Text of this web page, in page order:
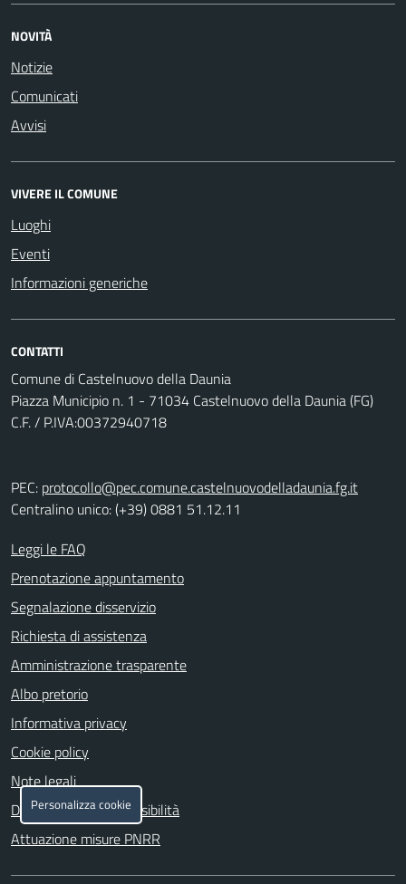
NOVITÀ
Notizie
Comunicati
Avvisi
VIVERE IL COMUNE
Luoghi
Eventi
Informazioni generiche
CONTATTI
Comune di Castelnuovo della Daunia
Piazza Municipio n. 1 - 71034 Castelnuovo della Daunia (FG)
C.F. / P.IVA:00372940718
PEC: protocollo@pec.comune.castelnuovodelladaunia.fg.it
Centralino unico: (+39) 0881 51.12.11
Leggi le FAQ
Prenotazione appuntamento
Segnalazione disservizio
Richiesta di assistenza
Amministrazione trasparente
Albo pretorio
Informativa privacy
Cookie policy
Note legali
Dichiarazione di accessibilità
Attuazione misure PNRR
Personalizza cookie